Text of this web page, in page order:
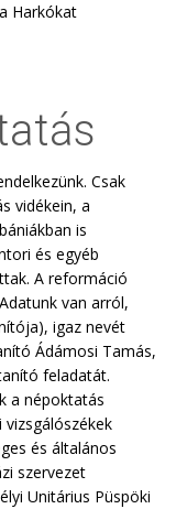
Harkókat
Csak
vidékein, a
is
és egyéb
A reformáció
van arról,
igaz nevét
Ádámosi Tamás,
feladatát.
a népoktatás
és általános
szervezet
Unitárius Püspöki